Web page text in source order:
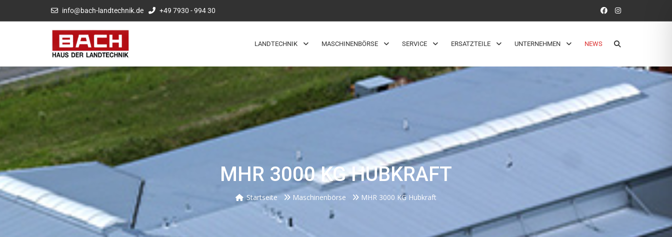
info@bach-landtechnik.de +49 7930 - 994 30
LANDTECHNIK MASCHINENBÖRSE SERVICE ERSATZTEILE UNTERNEHMEN NEWS
MHR 3000 KG HUBKRAFT
Startseite Maschinenbörse MHR 3000 KG Hubkraft